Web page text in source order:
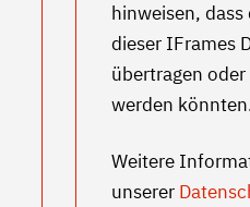
hinweisen,
dieser IFrames
übertragen
werden
Weitere
unserer